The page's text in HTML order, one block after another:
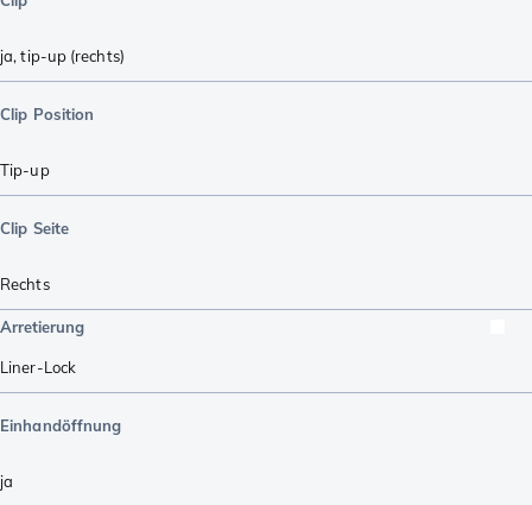
ja, tip-up (rechts)
Clip Position
Tip-up
Clip Seite
Rechts
Arretierung
Liner-Lock
Einhandöffnung
ja